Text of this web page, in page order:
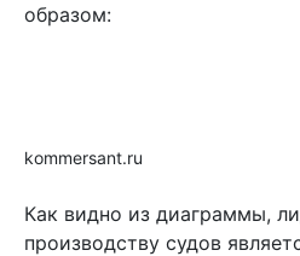
образом:
kommersant.ru
Как видно из диаграммы,
производству судов